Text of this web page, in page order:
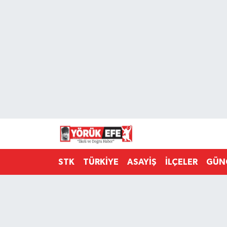
STK TÜRKİYE ASAYİŞ İLÇELER
Süper Lig Puan Durumu ve Fikstür
Tüm Manşetler